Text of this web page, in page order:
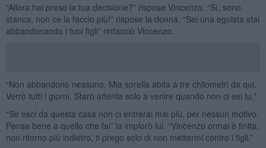
“Allora hai preso la tua decisione?” rispose Vincenzo. “Sì, sono
stanca, non ce la faccio più!” rispose la donna. “Sei una egoista stai
abbandonando i tuoi figli” rinfacciò Vincenzo.
“Non abbandono nessuno. Mia sorella abita a tre chilometri da qui.
Verrò tutti i giorni. Starò attenta solo a venire quando non ci sei tu.”
“Se esci da questa casa non ci entrerai mai più, per nessun motivo.
Pensa bene a quello che fai” la implorò lui. “Vincenzo ormai è finita,
non ritorno più indietro, ti prego solo di non mettermi contro i figli.”